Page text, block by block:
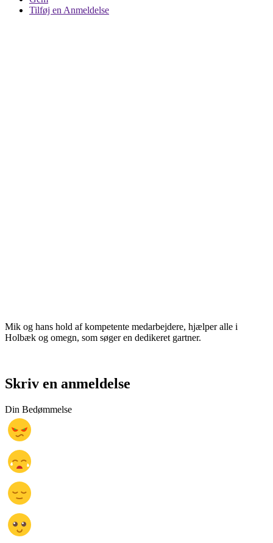
Tilføj en Anmeldelse
Mik og hans hold af kompetente medarbejdere, hjælper alle i
Holbæk og omegn, som søger en dedikeret gartner.
Skriv en anmeldelse
Din Bedømmelse